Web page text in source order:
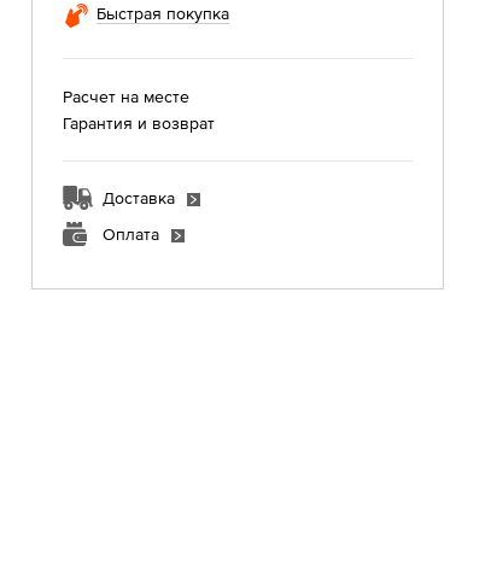
Быстрая покупка
Расчет на месте
Гарантия и возврат
Доставка
Оплата